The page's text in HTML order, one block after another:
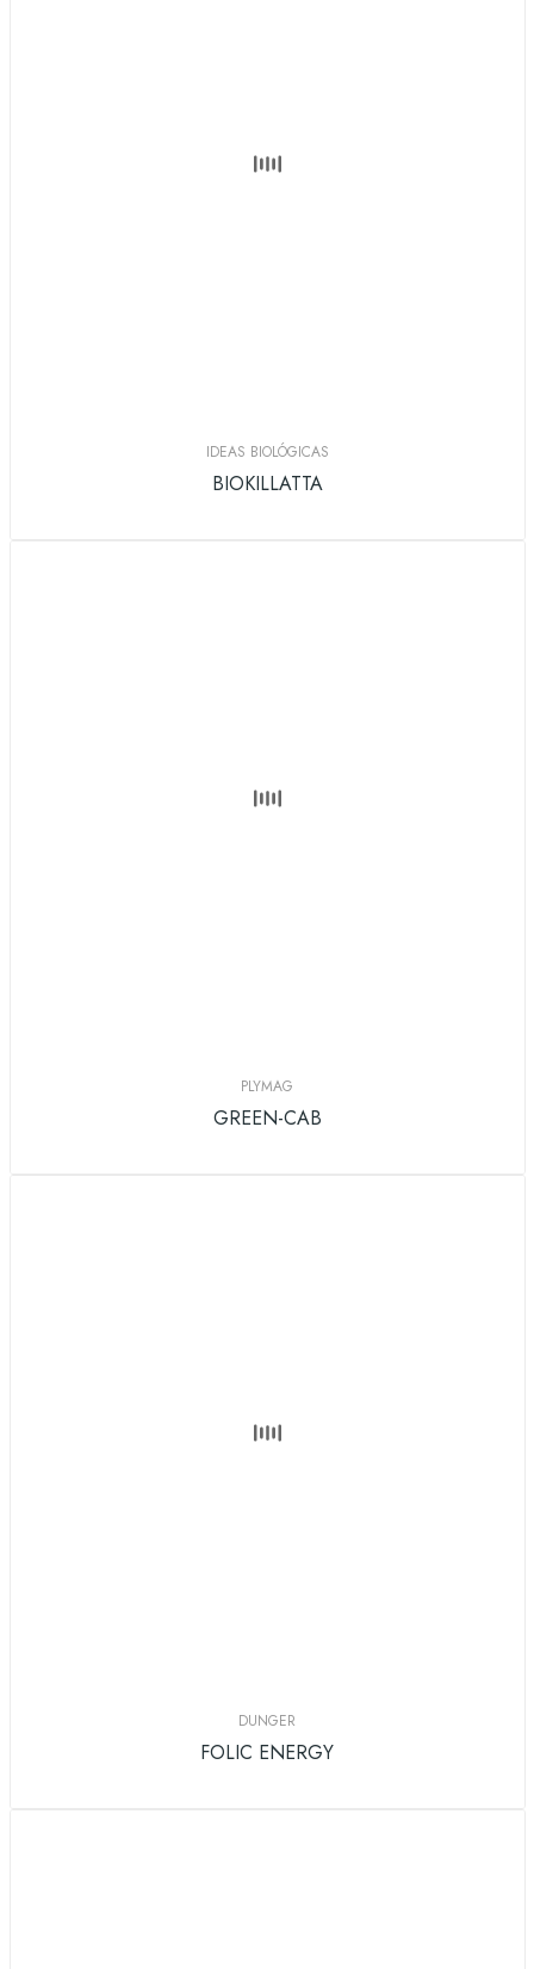
IDEAS BIOLÓGICAS
BIOKILLATTA
PLYMAG
GREEN-CAB
DUNGER
FOLIC ENERGY